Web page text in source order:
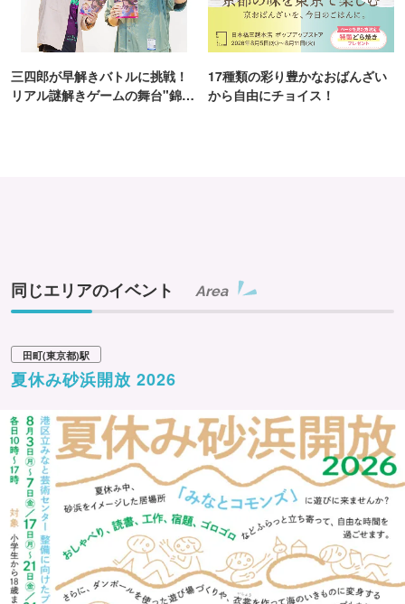
三四郎が早解きバトルに挑戦！
リアル謎解きゲームの舞台"錦糸
17種類の彩り豊かなおばんざい
から自由にチョイス！
同じエリアのイベント Area
田町(東京都)駅
夏休み砂浜開放 2026